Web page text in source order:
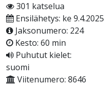
301 katselua
Ensilähetys: ke 9.4.2025
Jaksonumero: 224
Kesto: 60 min
Puhutut kielet:
suomi
Viitenumero: 8646